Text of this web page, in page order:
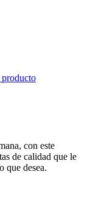
producto
con este
de calidad que le
que desea.